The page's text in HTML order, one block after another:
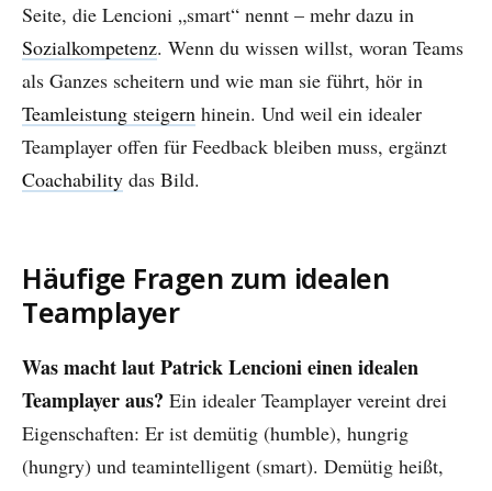
Seite, die Lencioni „smart“ nennt – mehr dazu in
Sozialkompetenz. Wenn du wissen willst, woran Teams
als Ganzes scheitern und wie man sie führt, hör in
Teamleistung steigern hinein. Und weil ein idealer
Teamplayer offen für Feedback bleiben muss, ergänzt
Coachability das Bild.
Häufige Fragen zum idealen
Teamplayer
Was macht laut Patrick Lencioni einen idealen
Teamplayer aus? Ein idealer Teamplayer vereint drei
Eigenschaften: Er ist demütig (humble), hungrig
(hungry) und teamintelligent (smart). Demütig heißt,